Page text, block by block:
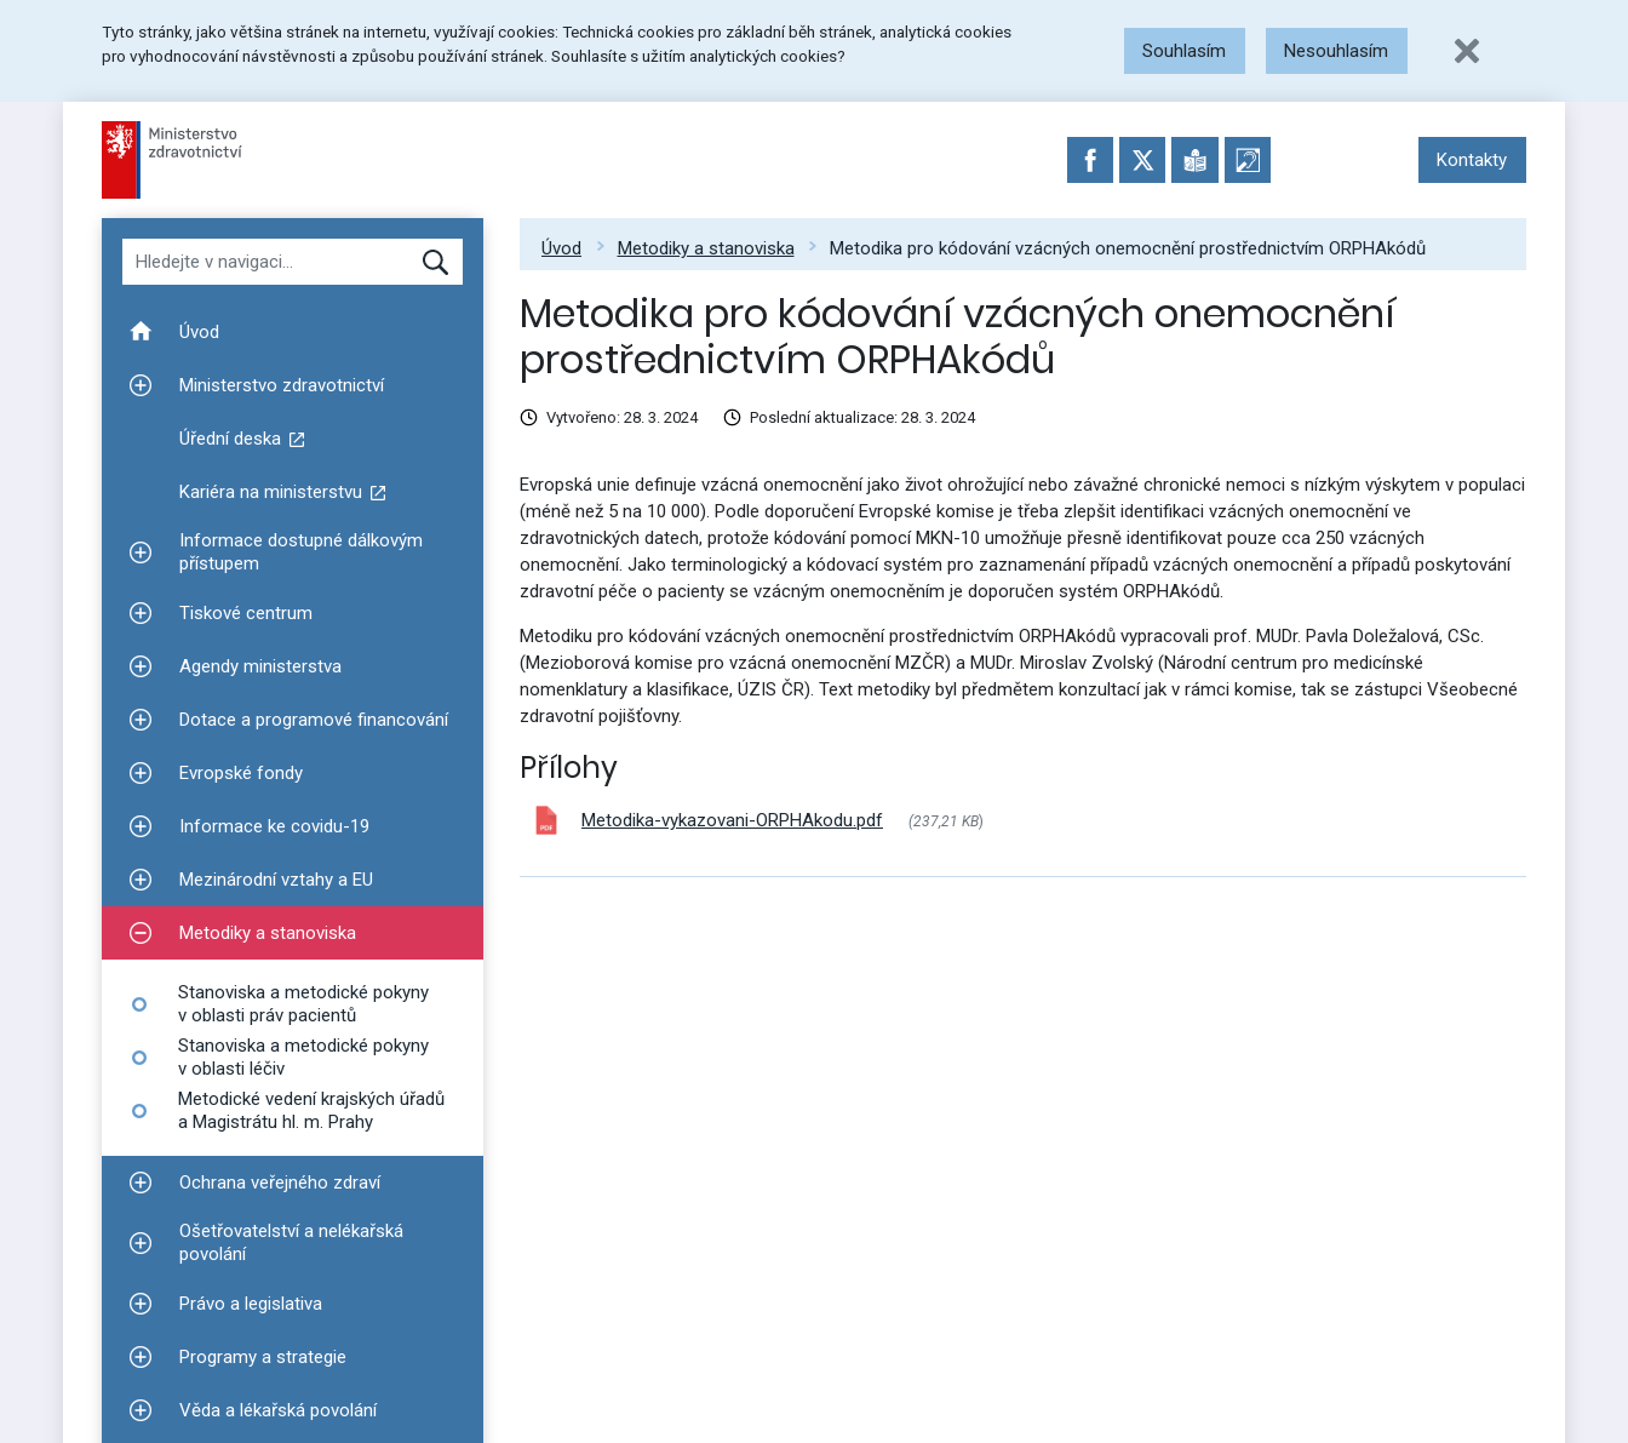
Tyto stránky, jako většina stránek na internetu, využívají cookies: Technická cookies pro základní běh stránek, analytická cookies
pro vyhodnocování návstěvnosti a způsobu používání stránek. Souhlasíte s užitím analytických cookies?
Souhlasím Nesouhlasím
Kontakty
Hledat v navigaci
Úvod
Zobrazit podmenu pro Ministerstvo zdravotnictví
Ministerstvo zdravotnictví
Úřední deska
Kariéra na ministerstvu
Zobrazit podmenu pro Informace dostupné dálkovým přístupem
Informace dostupné dálkovým
přístupem
Zobrazit podmenu pro Tiskové centrum
Tiskové centrum
Zobrazit podmenu pro Agendy ministerstva
Agendy ministerstva
Zobrazit podmenu pro Dotace a programové financování
Dotace a programové financování
Zobrazit podmenu pro Evropské fondy
Evropské fondy
Zobrazit podmenu pro Informace ke covidu-19
Informace ke covidu-19
Zobrazit podmenu pro Mezinárodní vztahy a EU
Mezinárodní vztahy a EU
Zobrazit podmenu pro Metodiky a stanoviska
Metodiky a stanoviska
Stanoviska a metodické pokyny
v oblasti práv pacientů
Stanoviska a metodické pokyny
v oblasti léčiv
Metodické vedení krajských úřadů
a Magistrátu hl. m. Prahy
Zobrazit podmenu pro Ochrana veřejného zdraví
Ochrana veřejného zdraví
Zobrazit podmenu pro Ošetřovatelství a nelékařská povolání
Ošetřovatelství a nelékařská
povolání
Zobrazit podmenu pro Právo a legislativa
Právo a legislativa
Zobrazit podmenu pro Programy a strategie
Programy a strategie
Zobrazit podmenu pro Věda a lékařská povolání
Věda a lékařská povolání
Úvod Metodiky a stanoviska Metodika pro kódování vzácných onemocnění prostřednictvím ORPHAkódů
Metodika pro kódování vzácných onemocnění
prostřednictvím ORPHAkódů
Vytvořeno: 28. 3. 2024 Poslední aktualizace: 28. 3. 2024
Evropská unie definuje vzácná onemocnění jako život ohrožující nebo závažné chronické nemoci s nízkým výskytem v populaci
(méně než 5 na 10 000). Podle doporučení Evropské komise je třeba zlepšit identifikaci vzácných onemocnění ve
zdravotnických datech, protože kódování pomocí MKN-10 umožňuje přesně identifikovat pouze cca 250 vzácných
onemocnění. Jako terminologický a kódovací systém pro zaznamenání případů vzácných onemocnění a případů poskytování
zdravotní péče o pacienty se vzácným onemocněním je doporučen systém ORPHAkódů.
Metodiku pro kódování vzácných onemocnění prostřednictvím ORPHAkódů vypracovali prof. MUDr. Pavla Doležalová, CSc.
(Mezioborová komise pro vzácná onemocnění MZČR) a MUDr. Miroslav Zvolský (Národní centrum pro medicínské
nomenklatury a klasifikace, ÚZIS ČR). Text metodiky byl předmětem konzultací jak v rámci komise, tak se zástupci Všeobecné
zdravotní pojišťovny.
Přílohy
Metodika-vykazovani-ORPHAkodu.pdf (237,21 KB)